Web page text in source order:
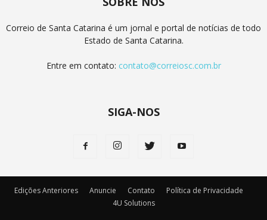
Correio de Santa Catarina é um jornal e portal de notícias de todo
Estado de Santa Catarina.
Entre em contato: contato@correiosc.com.br
SIGA-NOS
Edições Anteriores Anuncie Contato
Política de Privacidade
4U Solutions